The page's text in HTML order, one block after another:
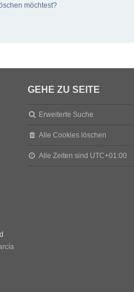
möchtest?
GEHE ZU SEITE
Erweiterte Suche
Alle Cookies löschen
Alle Zeiten sind UTC+01:00